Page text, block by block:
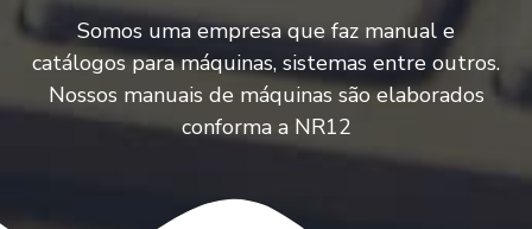
Somos uma empresa que faz manual e
catálogos para máquinas, sistemas entre outros.
Nossos manuais de máquinas são elaborados
conforma a NR12